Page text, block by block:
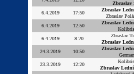
Zbraslav
6.4.2019
17:50
Zbraslav
Zbraslav
6.4.2019
12:50
Zbraslav
6.4.2019
8:20
Zbraslav
Zbraslav
24.3.2019
10:50
Zbraslav
23.3.2019
12:20
Zbraslav